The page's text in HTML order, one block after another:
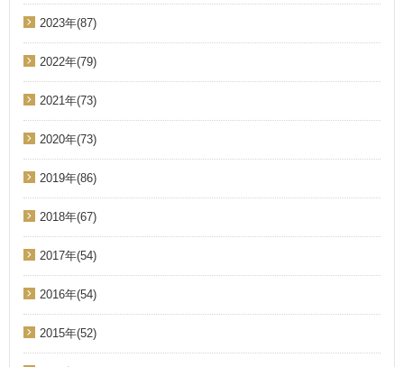
2023年(87)
2022年(79)
2021年(73)
2020年(73)
2019年(86)
2018年(67)
2017年(54)
2016年(54)
2015年(52)